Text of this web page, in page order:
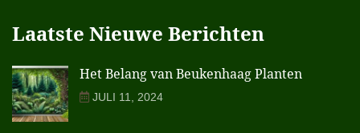
Laatste Nieuwe Berichten
Het Belang van Beukenhaag Planten
JULI 11, 2024